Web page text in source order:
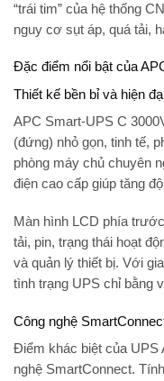
“trái tim” của hệ thống
nguy cơ sụt áp, quá tải,
Đặc điểm nổi bật của
Thiết kế bền bỉ và hiện
APC Smart-UPS C
(đứng) nhỏ gọn, tinh tế,
phòng máy chủ chuyên
điện cao cấp giúp tăng
Màn hình LCD phía
tải, pin, trạng thái hoạt
và quản lý thiết bị. Với
tình trạng UPS chỉ bằng
Công nghệ
Điểm khác biệt của UPS
nghệ SmartConnect.